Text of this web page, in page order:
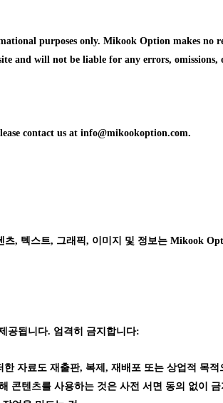
purposes only. Mikook Option makes no
and will not be liable for any errors,
contact us at info@mikookoption.com.
츠, 텍스트, 그래픽, 이미지 및 정보는 Mikook
공됩니다. 엄격히 금지합니다:
자료도 재출판, 복제, 재배포 또는 상업적 목적
콘텐츠를 사용하는 것은 사전 서면 동의 없이 금